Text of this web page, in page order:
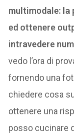
multimodale:
ed ottenere
intravedere
vedo l’ora di
fornendo una
chiedere cosa
ottenere una
posso cucinare